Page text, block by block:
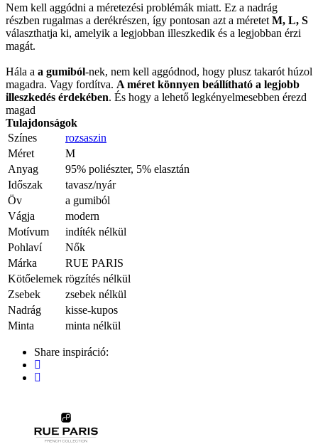
Nem kell aggódni a méretezési problémák miatt. Ez a nadrág
részben rugalmas a derékrészen, így pontosan azt a méretet M, L, S
választhatja ki, amelyik a legjobban illeszkedik és a legjobban érzi
magát.
Hála a a gumiból-nek, nem kell aggódnod, hogy plusz takarót húzol
magadra. Vagy fordítva. A méret könnyen beállítható a legjobb
illeszkedés érdekében. És hogy a lehető legkényelmesebben érezd
magad
Tulajdonságok
Színes
rozsaszin
Méret
M
Anyag
95% poliészter, 5% elasztán
Időszak
tavasz/nyár
Öv
a gumiból
Vágja
modern
Motívum
indíték nélkül
Pohlaví
Nők
Márka
RUE PARIS
Kötőelemek rögzítés nélkül
Zsebek
zsebek nélkül
Nadrág
kisse-kupos
Minta
minta nélkül
Share inspiráció: